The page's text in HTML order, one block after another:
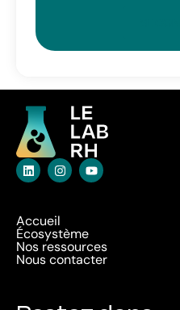
Accueil
Écosystème
Nos ressources
Nous contacter